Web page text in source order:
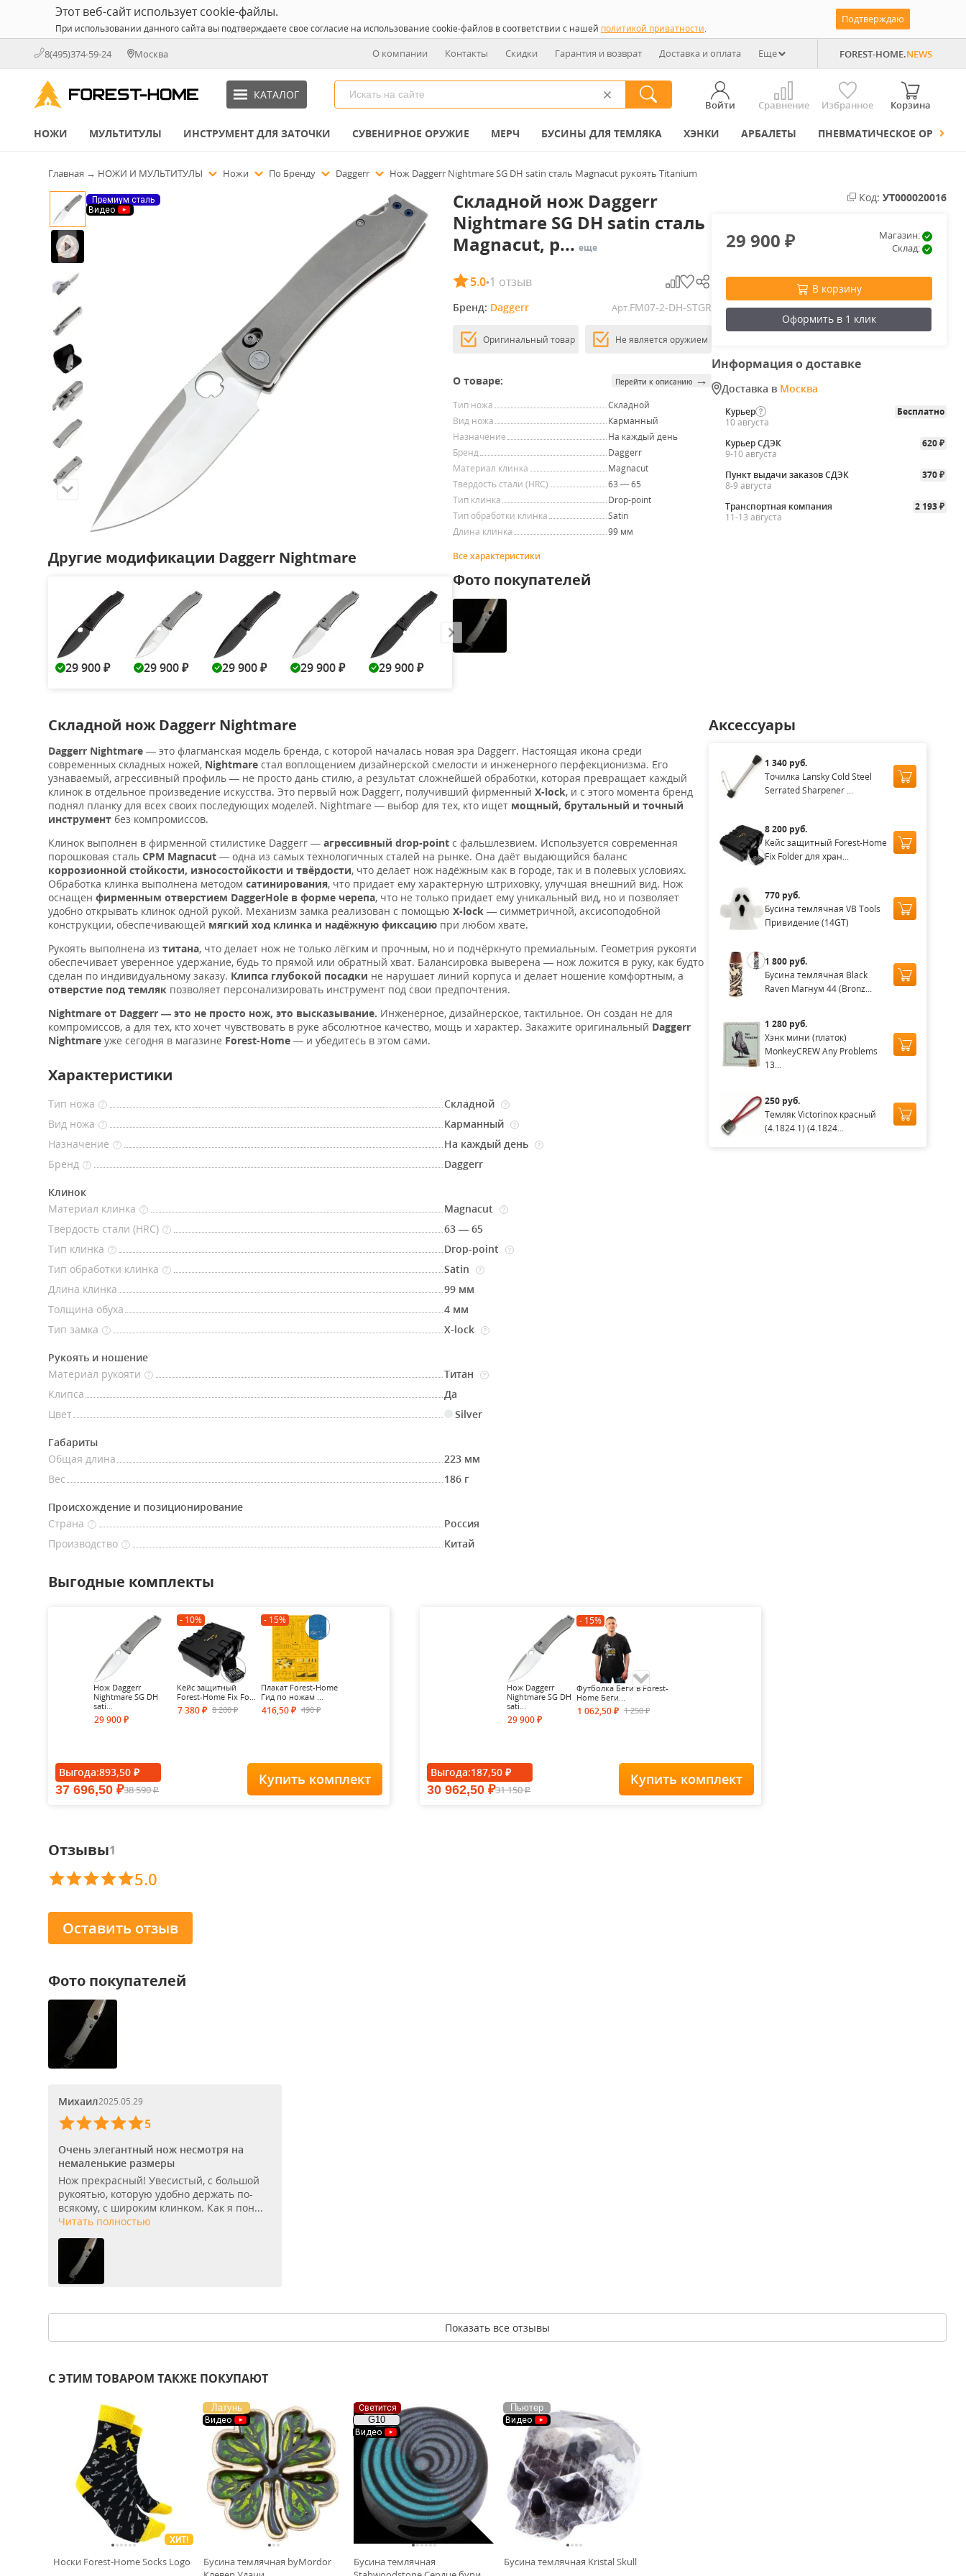
Этот веб-сайт использует cookie-файлы.
При использовании данного сайта вы подтверждаете свое согласие на использование cookie-файлов в соответствии с нашей политикой приватности.
Подтверждаю
8(495)374-59-24 Москва О компании Контакты Скидки Гарантия и возврат Доставка и оплата Еще FOREST-HOME.NEWS
КАТАЛОГ
Войти Сравнение Избранное Корзина
НОЖИ МУЛЬТИТУЛЫ ИНСТРУМЕНТ ДЛЯ ЗАТОЧКИ СУВЕНИРНОЕ ОРУЖИЕ МЕРЧ БУСИНЫ ДЛЯ ТЕМЛЯКА ХЭНКИ АРБАЛЕТЫ ПНЕВМАТИЧЕСКОЕ ОРУЖИЕ
Главная → НОЖИ И МУЛЬТИТУЛЫ Ножи По Бренду Daggerr Нож Daggerr Nightmare SG DH satin сталь Magnacut рукоять Titanium
Премиум сталь
Видео
Другие модификации Daggerr Nightmare
29 900 ₽ 29 900 ₽ 29 900 ₽ 29 900 ₽ 29 900 ₽
Складной нож Daggerr
Nightmare SG DH satin сталь
Magnacut, р... еще
5.0•1 отзыв
Бренд: Daggerr Арт.FM07-2-DH-STGR
Оригинальный товар Не является оружием
О товаре: Перейти к описанию →
Тип ножа
Складной
Вид ножа
Карманный
Назначение
На каждый день
Бренд
Daggerr
Материал клинка
Magnacut
Твердость стали (HRC)
63 — 65
Тип клинка
Drop-point
Тип обработки клинка
Satin
Длина клинка
99 мм
Все характеристики
Фото покупателей
Код: УТ000020016
29 900₽
Магазин:
Склад:
В корзину
Оформить в 1 клик
Информация о доставке
Доставка в Москва
Курьер
Бесплатно
10 августа
Курьер СДЭК
620 ₽
9-10 августа
Пункт выдачи заказов СДЭК
370 ₽
8-9 августа
Транспортная компания
2 193 ₽
11-13 августа
Складной нож Daggerr Nightmare
Daggerr Nightmare — это флагманская модель бренда, с которой началась новая эра Daggerr. Настоящая икона среди
современных складных ножей, Nightmare стал воплощением дизайнерской смелости и инженерного перфекционизма. Его
узнаваемый, агрессивный профиль — не просто дань стилю, а результат сложнейшей обработки, которая превращает каждый
клинок в отдельное произведение искусства. Это первый нож Daggerr, получивший фирменный X-lock, и с этого момента бренд
поднял планку для всех своих последующих моделей. Nightmare — выбор для тех, кто ищет мощный, брутальный и точный
инструмент без компромиссов.
Клинок выполнен в фирменной стилистике Daggerr — агрессивный drop-point с фальшлезвием. Используется современная
порошковая сталь CPM Magnacut — одна из самых технологичных сталей на рынке. Она даёт выдающийся баланс
коррозионной стойкости, износостойкости и твёрдости, что делает нож надёжным как в городе, так и в полевых условиях.
Обработка клинка выполнена методом сатинирования, что придает ему характерную штриховку, улучшая внешний вид. Нож
оснащен фирменным отверстием DaggerHole в форме черепа, что не только придает ему уникальный вид, но и позволяет
удобно открывать клинок одной рукой. Механизм замка реализован с помощью X-lock — симметричной, аксисоподобной
конструкции, обеспечивающей мягкий ход клинка и надёжную фиксацию при любом хвате.
Рукоять выполнена из титана, что делает нож не только лёгким и прочным, но и подчёркнуто премиальным. Геометрия рукояти
обеспечивает уверенное удержание, будь то прямой или обратный хват. Балансировка выверена — нож ложится в руку, как будто
сделан по индивидуальному заказу. Клипса глубокой посадки не нарушает линий корпуса и делает ношение комфортным, а
отверстие под темляк позволяет персонализировать инструмент под свои предпочтения.
Nightmare от Daggerr — это не просто нож, это высказывание. Инженерное, дизайнерское, тактильное. Он создан не для
компромиссов, а для тех, кто хочет чувствовать в руке абсолютное качество, мощь и характер. Закажите оригинальный Daggerr
Nightmare уже сегодня в магазине Forest-Home — и убедитесь в этом сами.
Характеристики
Тип ножа ? Складной ?
Вид ножа ? Карманный ?
Назначение ? На каждый день ?
Бренд ? Daggerr
Клинок
Материал клинка
? Magnacut ?
Твердость стали (HRC) ?
63 — 65
Тип клинка
? Drop-point ?
Тип обработки клинка ? Satin ?
Длина клинка
99 мм
Толщина обуха
4 мм
Тип замка
? X-lock ?
Рукоять и ношение
Материал рукояти
? Титан ?
Клипса
Да
Цвет
Silver
Габариты
Общая длина
223 мм
Вес
186 г
Происхождение и позиционирование
Страна
?
Россия
Производство
? Китай
Аксессуары
1 340 руб.
Точилка Lansky Cold Steel
Serrated Sharpener ...
8 200 руб.
Кейс защитный Forest-Home
Fix Folder для хран...
770 руб.
Бусина темлячная VB Tools
Привидение (14GT)
1 800 руб.
Бусина темлячная Black
Raven Магнум 44 (Bronz...
1 280 руб.
Хэнк мини (платок)
MonkeyCREW Any Problems
13...
250 руб.
Темляк Victorinox красный
(4.1824.1) (4.1824...
Выгодные комплекты
Нож Daggerr
Nightmare SG DH
sati...
29 900 ₽
- 10%
Кейс защитный
Forest-Home Fix Fo...
7 380₽ 8 200₽
- 15%
Плакат Forest-Home
Гид по ножам ...
416,50 ₽ 490₽
Выгода:893,50 ₽
37 696,50 ₽38 590₽
Купить комплект
Нож Daggerr
Nightmare SG DH
sati...
29 900 ₽
- 15%
Футболка Беги в Forest-
Home Беги...
1 062,50 ₽ 1 250₽
Футболка Forest-Home Staff
Выгода:187,50 ₽
30 962,50 ₽31 150₽
Купить комплект
Отзывы1
5.0
Оставить отзыв
Фото покупателей
Михаил2025.05.29
5
Очень элегантный нож несмотря на
немаленькие размеры
Нож прекрасный! Увесистый, с большой
рукоятью, которую удобно держать по-
всякому, с широким клинком. Как я пон...
Читать полностью
Показать все отзывы
С ЭТИМ ТОВАРОМ ТАКЖЕ ПОКУПАЮТ
ХИТ!
Носки Forest-Home Socks Logo
Латунь
Видео
Бусина темлячная byMordor
Светится
G10
Видео
Бусина темлячная
Пьютер
Видео
Бусина темлячная Kristal Skull